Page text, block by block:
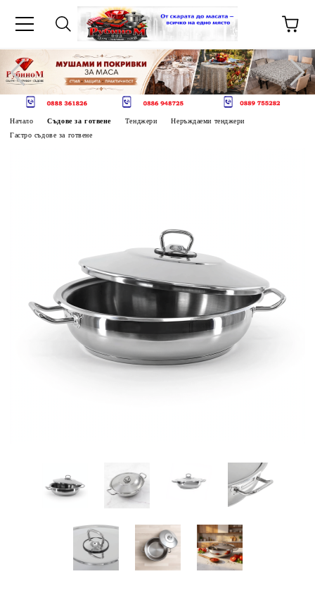
Начало Съдове за готвене Тенджери
Неръждаеми тенджери
Гастро съдове за готвене